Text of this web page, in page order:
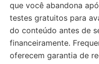
que você abandona
testes gratuitos para
do conteúdo antes de
financeiramente.
oferecem garantia de